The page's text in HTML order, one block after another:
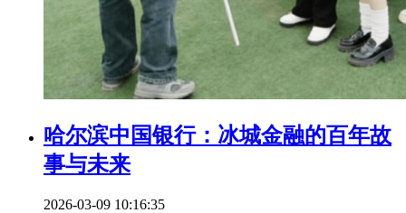
哈尔滨中国银行：冰城金融的百年故
事与未来
2026-03-09 10:16:35